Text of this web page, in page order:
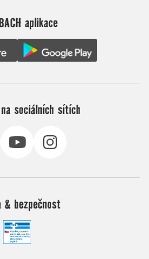
aplikace
na sociálních sítích
& bezpečnost